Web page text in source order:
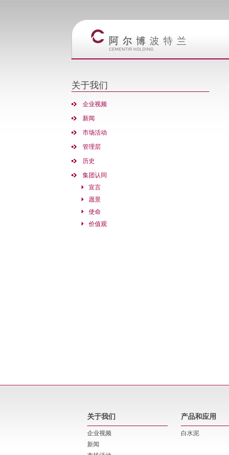
关于我们
企业视频
新闻
市场活动
管理层
历史
集团认同
宣言
愿景
使命
价值观
关于我们
企业视频
新闻
产品和应用
白水泥